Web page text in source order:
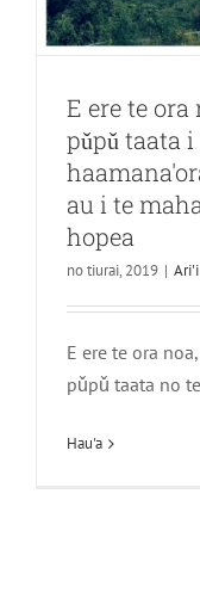
E ere te ora
pǔpǔ taata
au i te
hopea
no tiurai, 2019 | Ari'i
E ere te ora
pǔpǔ taata no
Hau'a